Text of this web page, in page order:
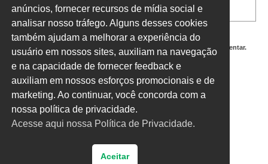
Salvar meus dados neste navegador para a próxima vez que eu comentar.
Digite uma resposta em números:
12 − nove =
anúncios, fornecer recursos de mídia social e
analisar nosso tráfego. Alguns desses cookies
também ajudam a melhorar a experiência do
usuário em nossos sites, auxiliam na navegação
e na capacidade de fornecer feedback e
auxiliam em nossos esforços promocionais e de
marketing. Ao continuar, você concorda com a
nossa política de privacidade.
Acesse aqui nossa Política de Privacidade.
Aceitar